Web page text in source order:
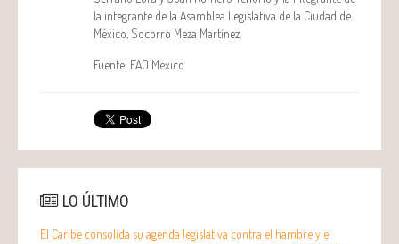
la integrante de la Asamblea Legislativa de la Ciudad de
México, Socorro Meza Martínez.
Fuente: FAO México
LO ÚLTIMO
El Caribe consolida su agenda legislativa contra el hambre y el